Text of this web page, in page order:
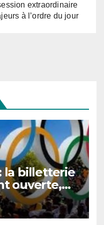
extraordinaire
à l’ordre du jour
la billetterie
ouverte,
de tickets